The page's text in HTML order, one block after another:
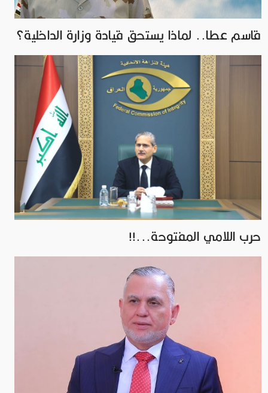
قاسم عطا.. لماذا يستحق قيادة وزارة الداخلية؟
حرب اللامي المفتوحة...!!